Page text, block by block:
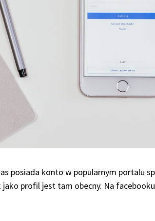
posiada konto w popularnym portalu
jako profil jest tam obecny. Na